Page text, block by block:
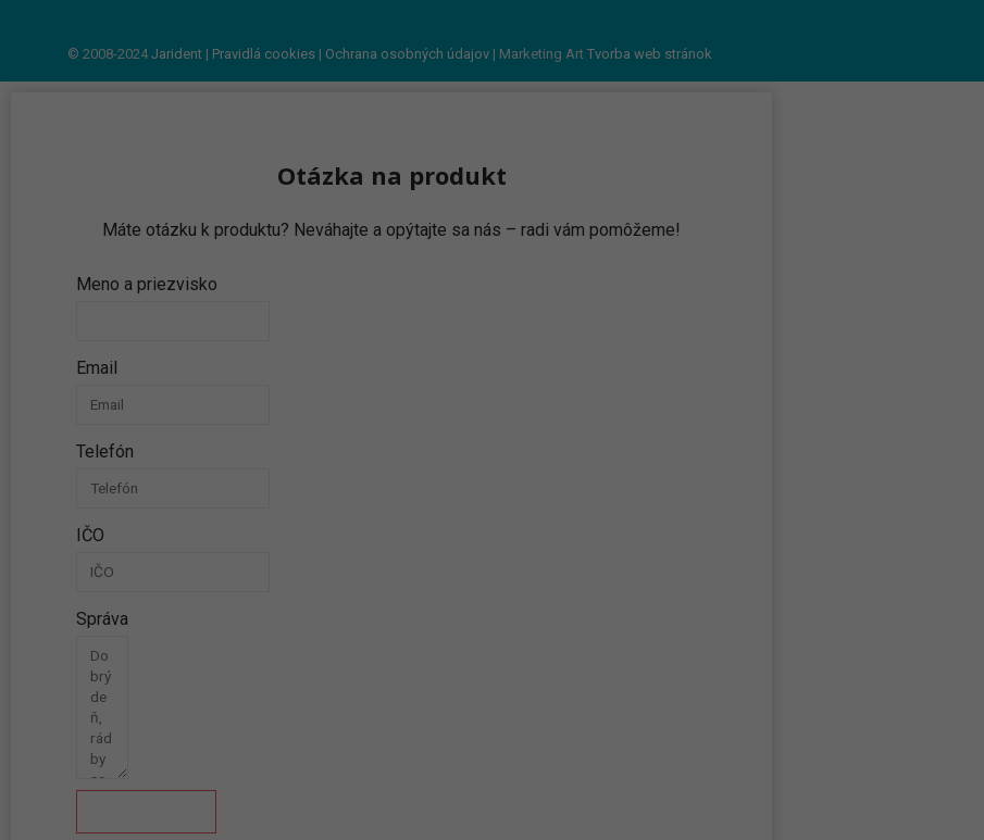
© 2008-2024Jarident | Pravidlá cookies | Ochrana osobných údajov | Marketing Art Tvorba web stránok
Otázka na produkt
Máte otázku k produktu? Neváhajte a opýtajte sa nás – radi vám pomôžeme!
Meno a priezvisko
Email
Telefón
IČO
Správa